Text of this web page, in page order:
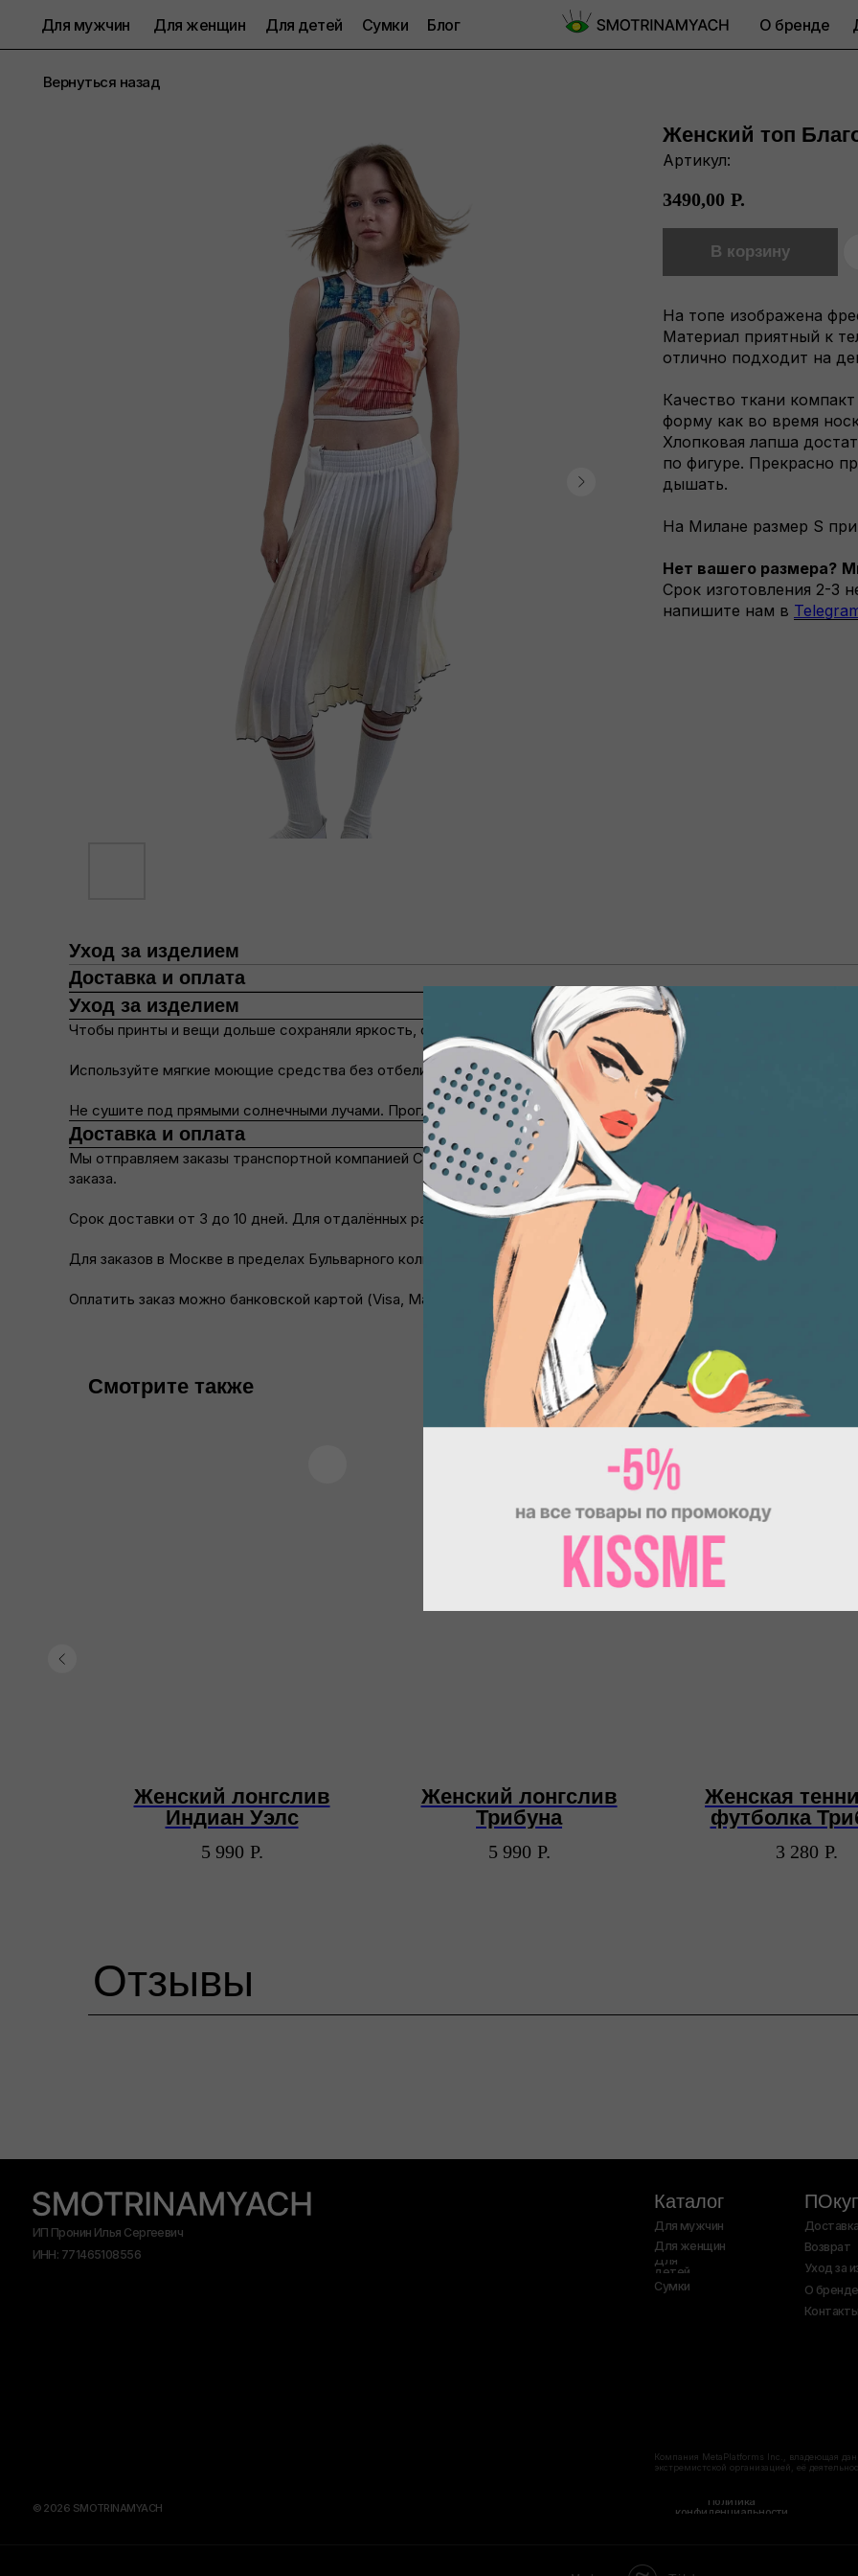
О бренде
Сумки Блог
Для детей
Для женщин
Для мужчин
Вернуться назад
Женский топ
Артикул:
3490,00 Р.
В корзину
На топе изображена
Материал приятный к
отлично подходит на
Качество ткани
форму как во время
Хлопковая лапша
по фигуре. Прекрасно
дышать.
На Милане размер S
Нет вашего размера?
Срок изготовления 2-3
напишите нам в
Уход за изделием
Доставка и оплата
Уход за изделием
Чтобы принты и вещи дольше сохраняли яркость, стирайте их вывернутыми наизнанку при температуре до 30
Используйте мягкие моющие средства без отбеливателей и не отжимайте на высоких оборотах.
Не сушите под прямыми солнечными лучами. Проглаживайте паром с изнанки. Если развесить изделие после
Доставка и оплата
Мы отправляем заказы транспортной компанией СДЭК до ближайшего пункта выдачи. Отправка
заказа.
Срок доставки от 3 до 10 дней. Для отдалённых районов РФ срок может увеличиться до 21−30 дней.
Для заказов в Москве в пределах Бульварного кольца действует бесплатная доставка.
Оплатить заказ можно банковской картой (Visa, MasterCard, МИР) и через систему СБП (Система быстрых
Смотрите также
Женский лонгслив
Индиан Уэлс
5 990 Р.
Женский лонгслив
Трибуна
5 990 Р.
Женская
футболка
3 280 Р.
Отзывы
© 2026 SMOTRINAMYACH
ИНН: 771465108556
ИП Пронин Илья Сергеевич
Согласие на
Политика
конфиденциальности
Для
Компания MetaPlatforms Inc., владеющая данными сетей
экстремистской организацией, её деятельность на территории